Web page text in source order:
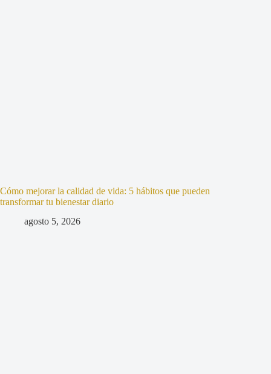
Cómo mejorar la calidad de vida: 5 hábitos que pueden
transformar tu bienestar diario
agosto 5, 2026